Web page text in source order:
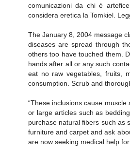
comunicazioni da chi è
considera eretica la Tomkiel.
The January 8, 2004 message
diseases are spread through
others too have touched them.
hands after all or any such
eat no raw vegetables, fruits,
consumption. Scrub and
“These inclusions cause
or large articles such as
purchase natural fibers such as
furniture and carpet and ask
are now seeking medical help